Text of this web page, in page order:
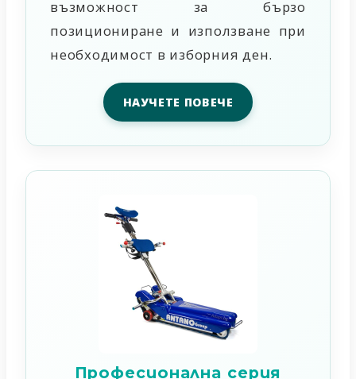
възможност за бързо
позициониране и използване при
необходимост в изборния ден.
НАУЧЕТЕ ПОВЕЧЕ
Професионална серия